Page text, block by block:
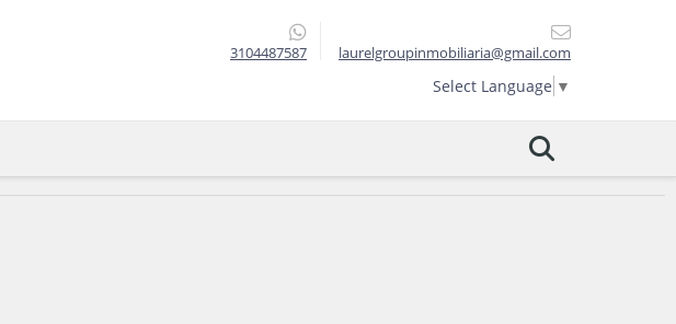
3104487587 laurelgroupinmobiliaria@gmail.com
Select Language ▼